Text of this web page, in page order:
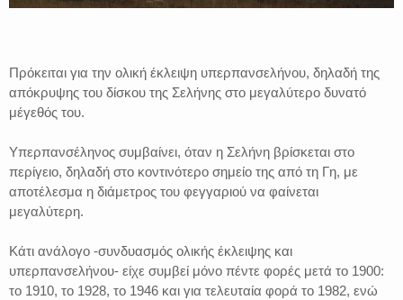
Πρόκειται για την ολική έκλειψη υπερπανσελήνου, δηλαδή της
απόκρυψης του δίσκου της Σελήνης στο μεγαλύτερο δυνατό
μέγεθός του.
Υπερπανσέληνος συμβαίνει, όταν η Σελήνη βρίσκεται στο
περίγειο, δηλαδή στο κοντινότερο σημείο της από τη Γη, με
αποτέλεσμα η διάμετρος του φεγγαριού να φαίνεται
μεγαλύτερη.
Κάτι ανάλογο -συνδυασμός ολικής έκλειψης και
υπερπανσελήνου- είχε συμβεί μόνο πέντε φορές μετά το 1900:
το 1910, το 1928, το 1946 και για τελευταία φορά το 1982, ενώ